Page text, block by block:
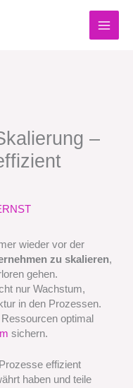
–
wieder vor der
zu skalieren,
gehen.
nur Wachstum,
in den Prozessen.
optimal
sichern.
effizient
haben und teile